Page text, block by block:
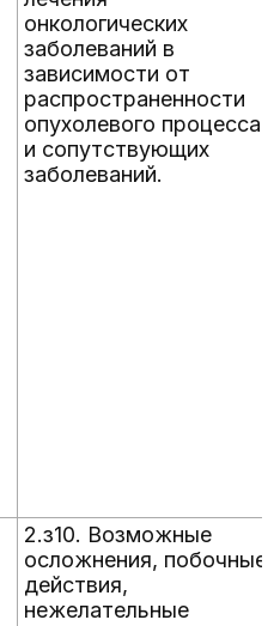
онкологических
заболеваний в
зависимости от
распространенности
опухолевого процесса
и сопутствующих
заболеваний.
2.з10. Возможные
осложнения, побочные
действия,
нежелательные